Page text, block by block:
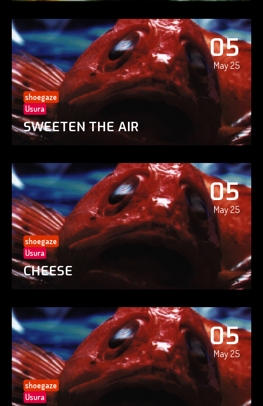
05
May 25
shoegaze
Usura
SWEETEN THE AIR
05
May 25
shoegaze
Usura
CHEESE
05
May 25
shoegaze
Usura